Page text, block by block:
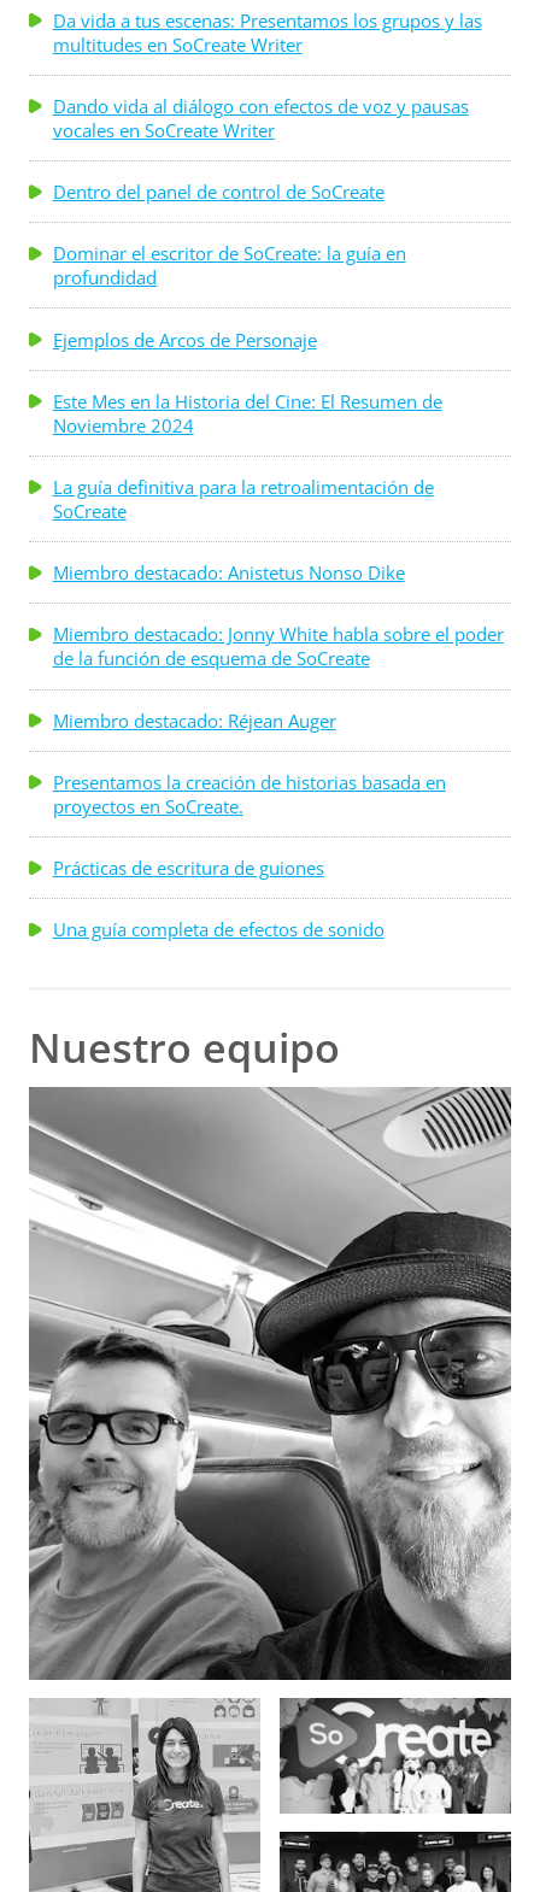
Da vida a tus escenas: Presentamos los grupos y las
multitudes en SoCreate Writer
Dando vida al diálogo con efectos de voz y pausas
vocales en SoCreate Writer
Dentro del panel de control de SoCreate
Dominar el escritor de SoCreate: la guía en
profundidad
Ejemplos de Arcos de Personaje
Este Mes en la Historia del Cine: El Resumen de
Noviembre 2024
La guía definitiva para la retroalimentación de
SoCreate
Miembro destacado: Anistetus Nonso Dike
Miembro destacado: Jonny White habla sobre el poder
de la función de esquema de SoCreate
Miembro destacado: Réjean Auger
Presentamos la creación de historias basada en
proyectos en SoCreate.
Prácticas de escritura de guiones
Una guía completa de efectos de sonido
Nuestro equipo